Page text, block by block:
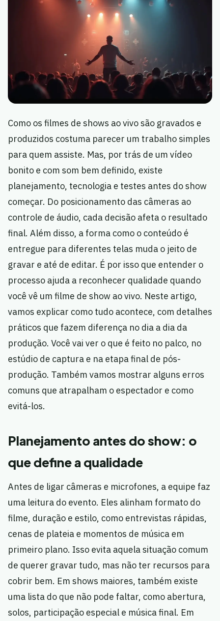
Como os filmes de shows ao vivo são gravados e
produzidos costuma parecer um trabalho simples
para quem assiste. Mas, por trás de um vídeo
bonito e com som bem definido, existe
planejamento, tecnologia e testes antes do show
começar. Do posicionamento das câmeras ao
controle de áudio, cada decisão afeta o resultado
final. Além disso, a forma como o conteúdo é
entregue para diferentes telas muda o jeito de
gravar e até de editar. É por isso que entender o
processo ajuda a reconhecer qualidade quando
você vê um filme de show ao vivo. Neste artigo,
vamos explicar como tudo acontece, com detalhes
práticos que fazem diferença no dia a dia da
produção. Você vai ver o que é feito no palco, no
estúdio de captura e na etapa final de pós-
produção. Também vamos mostrar alguns erros
comuns que atrapalham o espectador e como
evitá-los.
Planejamento antes do show: o
que define a qualidade
Antes de ligar câmeras e microfones, a equipe faz
uma leitura do evento. Eles alinham formato do
filme, duração e estilo, como entrevistas rápidas,
cenas de plateia e momentos de música em
primeiro plano. Isso evita aquela situação comum
de querer gravar tudo, mas não ter recursos para
cobrir bem. Em shows maiores, também existe
uma lista do que não pode faltar, como abertura,
solos, participação especial e música final. Em